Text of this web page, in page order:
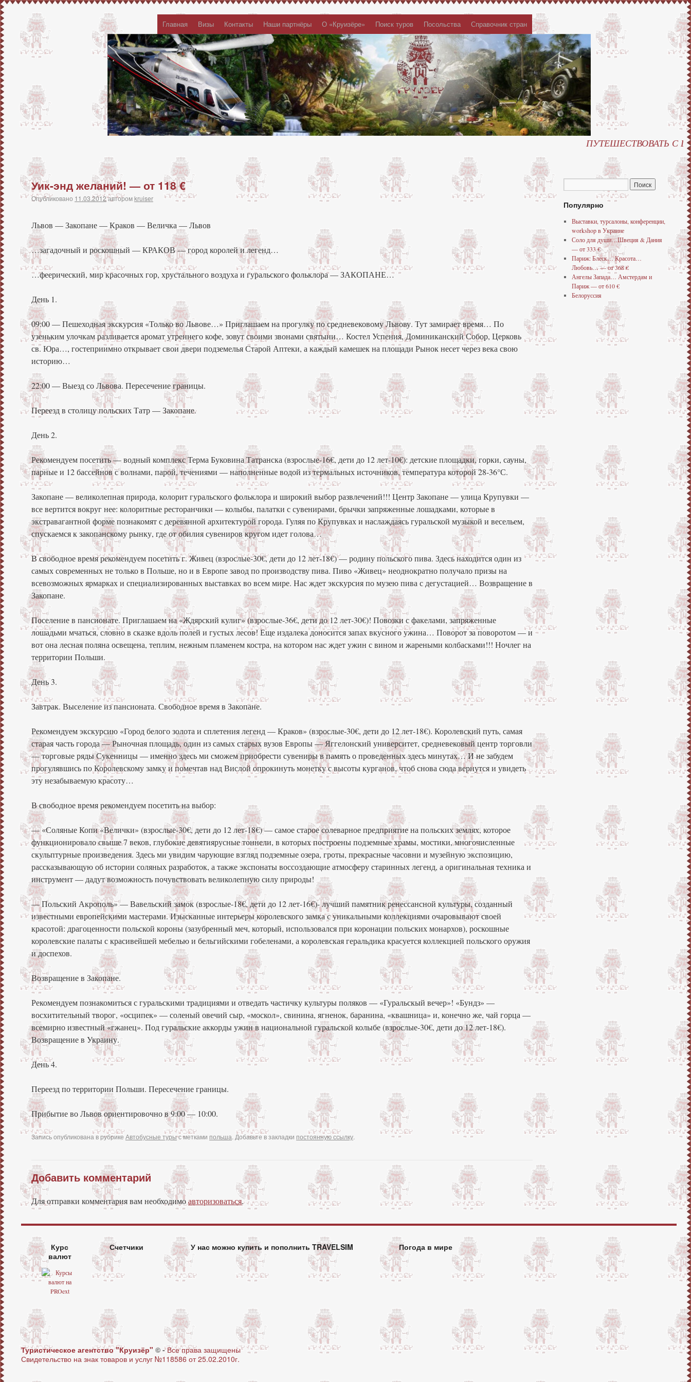
Главная Визы Контакты Наши партнёры О «Круизёре» Поиск туров Посольства Справочник стран
ПУТЕШЕСТВОВАТЬ С
Уик-энд желаний! — от 118 €
Опубликовано 11.03.2012авторомkruiser
Львов — Закопане — Краков — Величка — Львов
…загадочный и роскошный — КРАКОВ — город королей и легенд…
…феерический, мир красочных гор, хрустального воздуха и гуральского фольклора — ЗАКОПАНЕ…
День 1.
09:00 — Пешеходная экскурсия «Только во Львове…» Приглашаем на прогулку по средневековому Львову. Тут замирает время… По
узеньким улочкам разливается аромат утреннего кофе, зовут своими звонами святыни… Костел Успения, Доминиканский Собор, Церковь
св. Юра…, гостеприимно открывает свои двери подземелья Старой Аптеки, а каждый камешек на площади Рынок несет через века свою
историю…
22:00 — Выезд со Львова. Пересечение границы.
Переезд в столицу польских Татр — Закопане.
День 2.
Рекомендуем посетить — водный комплекс Терма Буковина Татранска (взрослые-16€, дети до 12 лет-10€): детские площадки, горки, сауны,
парные и 12 бассейнов с волнами, парой, течениями — наполненные водой из термальных источников, температура которой 28-36°С.
Закопане — великолепная природа, колорит гуральского фольклора и широкий выбор развлечений!!! Центр Закопане — улица Крупувки —
все вертится вокруг нее: колоритные ресторанчики — колыбы, палатки с сувенирами, брычки запряженные лошадками, которые в
экстравагантной форме познакомят с деревянной архитектурой города. Гуляя по Крупувках и наслаждаясь гуральской музыкой и весельем,
спускаемся к закопанскому рынку, где от обилия сувениров кругом идет голова…
В свободное время рекомендуем посетить г. Живец (взрослые-30€, дети до 12 лет-18€) — родину польского пива. Здесь находится один из
самых современных не только в Польше, но и в Европе завод по производству пива. Пиво «Живец» неоднократно получало призы на
всевозможных ярмарках и специализированных выставках во всем мире. Нас ждет экскурсия по музею пива с дегустацией… Возвращение в
Закопане.
Поселение в пансионате. Приглашаем на «Ждярский кулиг» (взрослые-36€, дети до 12 лет-30€)! Повозки с факелами, запряженные
лошадьми мчаться, словно в сказке вдоль полей и густых лесов! Еще издалека доносится запах вкусного ужина… Поворот за поворотом — и
вот она лесная поляна освещена, теплим, нежным пламенем костра, на котором нас ждет ужин с вином и жареными колбасками!!! Ночлег на
территории Польши.
День 3.
Завтрак. Выселение из пансионата. Свободное время в Закопане.
Рекомендуем экскурсию «Город белого золота и сплетения легенд — Краков» (взрослые-30€, дети до 12 лет-18€). Королевский путь, самая
старая часть города — Рыночная площадь, один из самых старых вузов Европы — Яггелонский университет, средневековый центр торговли
— торговые ряды Сукенницы — именно здесь ми сможем приобрести сувениры в память о проведенных здесь минутах… И не забудем
прогулявшись по Королевскому замку и помечтав над Вислой опрокинуть монетку с высоты курганов, чтоб снова сюда вернутся и увидеть
эту незабываемую красоту…
В свободное время рекомендуем посетить на выбор:
— «Соляные Копи «Велички» (взрослые-30€, дети до 12 лет-18€) — самое старое солеварное предприятие на польских землях, которое
функционировало свыше 7 веков, глубокие девятиярусные тоннели, в которых построены подземные храмы, мостики, многочисленные
скульптурные произведения. Здесь ми увидим чарующие взгляд подземные озера, гроты, прекрасные часовни и музейную экспозицию,
рассказывающую об истории соляных разработок, а также экспонаты воссоздающие атмосферу старинных легенд, а оригинальная техника и
инструмент — дадут возможность почувствовать великолепную силу природы!
— Польский Акрополь» — Вавельский замок (взрослые-18€, дети до 12 лет-16€)- лучший памятник ренессансной культуры, созданный
известными европейскими мастерами. Изысканные интерьеры королевского замка с уникальными коллекциями очаровывают своей
красотой: драгоценности польской короны (зазубренный меч, который, использовался при коронации польских монархов), роскошные
королевские палаты с красивейшей мебелью и бельгийскими гобеленами, а королевская геральдика красуется коллекцией польского оружия
и доспехов.
Возвращение в Закопане.
Рекомендуем познакомиться с гуральскими традициями и отведать частичку культуры поляков — «Гуральскый вечер»! «Бундз» —
восхитительный творог, «осципек» — соленый овечий сыр, «москол», свинина, ягненок, баранина, «квашница» и, конечно же, чай горца —
всемирно известный «гжанец». Под гуральские аккорды ужин в национальной гуральской колыбе (взрослые-30€, дети до 12 лет-18€).
Возвращение в Украину.
День 4.
Переезд по территории Польши. Пересечение границы.
Прибытие во Львов ориентировочно в 9:00 — 10:00.
Запись опубликована в рубрикеАвтобусные турыс метками польша. Добавьте в закладки постоянную ссылку.
Добавить комментарий
Для отправки комментария вам необходимоавторизоваться.
Популярно
Выставки, турсалоны, конференции,
workshop в Украине
Соло для души…Швеция & Дания
— от 333 €
Париж: Блеск… Красота…
Любовь… — от 368 €
Ангелы Запада… Амстердам и
Париж — от 610 €
Белоруссия
Курс
валют
Счетчики У нас можно купить и пополнить TRAVELSIM Погода в мире
Туристическое агентство "Круизёр"© -Все права защищены
Свидетельство на знак товаров и услуг №118586 от 25.02.2010г.